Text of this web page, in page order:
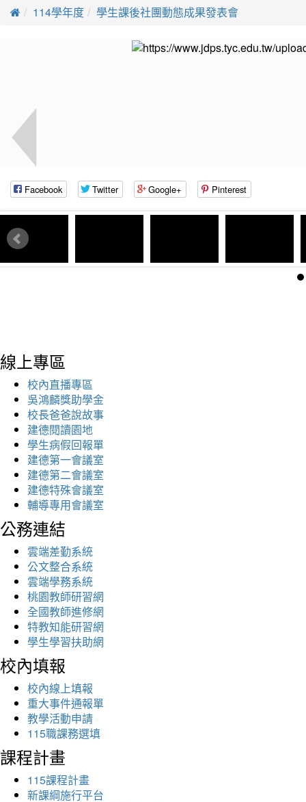
114學年度 學生課後社團動態成果發表會
Facebook Twitter Google+ Pinterest
線上專區
校內直播專區
吳鴻麟獎助學金
校長爸爸說故事
建德閱讀園地
學生病假回報單
建德第一會議室
建德第二會議室
建德特殊會議室
輔導專用會議室
公務連結
雲端差勤系統
公文整合系統
雲端學務系統
桃園教師研習網
全國教師進修網
特教知能研習網
學生學習扶助網
校內填報
校內線上填報
重大事件通報單
教學活動申請
115職課務選填
課程計畫
115課程計畫
新課綱施行平台